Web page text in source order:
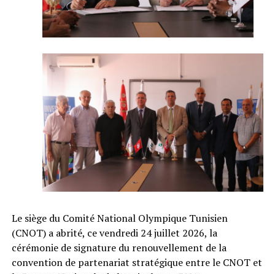
Le siège du Comité National Olympique Tunisien
(CNOT) a abrité, ce vendredi 24 juillet 2026, la
cérémonie de signature du renouvellement de la
convention de partenariat stratégique entre le CNOT et